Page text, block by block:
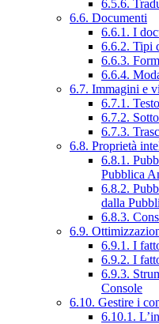
6.5.6.
6.6. Documenti
6.6.1. I
6.6.2. Tipi
6.6.3.
6.6.4.
6.7. Immagini e
6.7.1.
6.7.2.
6.7.3.
6.8. Proprietà
6.8.1.
Pubblica
6.8.2.
dalla
6.8.3.
6.9.
6.9.1. I
6.9.2. I
6.9.3.
Console
6.10. Gestire i
6.10.1.